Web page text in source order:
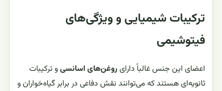
ترکیبات شیمیایی و ویژگی‌های
فیتوشیمی
اعضای این جنس غالباً دارایروغن‌های اسانسیو ترکیبات
ثانویه‌ای هستند که می‌توانند نقش دفاعی در برابر گیاه‌خواران و